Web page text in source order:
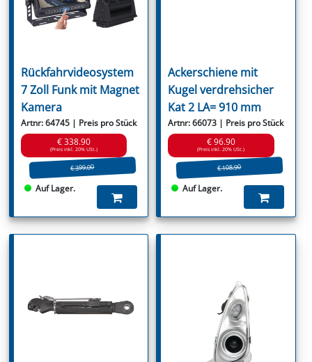
Rückfahrvideosystem
7 Zoll Funk mit Magnet
Kamera
Artnr: 64745 | Preis pro Stück
€ 338.90
(Preis inkl. 20% USt.)
€ 399.00
Auf Lager.
Ackerschiene mit
Kugel verdrehsicher
Kat 2 LA= 910 mm
Artnr: 66073 | Preis pro Stück
€ 96.90
(Preis inkl. 20% USt.)
€ 108.90
Auf Lager.